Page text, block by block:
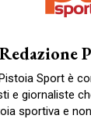
Redazione
Sport è
e giornaliste
sportiva e